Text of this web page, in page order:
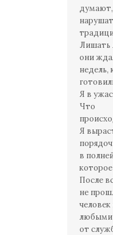
Лишать
они
недель,
Я в
Что
Я
в
После
не
человек
любыми
от